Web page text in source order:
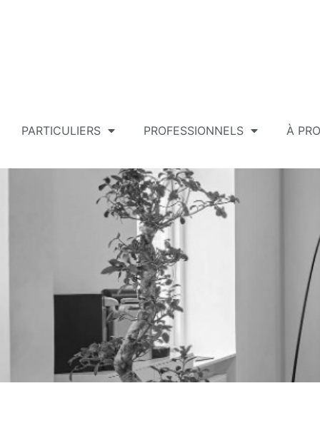
PARTICULIERS PROFESSIONNELS À